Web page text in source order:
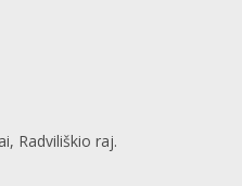
Radviliškio raj.